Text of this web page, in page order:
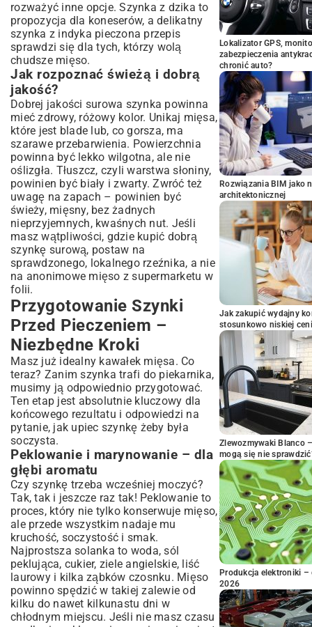
rozważyć inne opcje. Szynka z dzika to
propozycja dla koneserów, a delikatny
szynka z indyka pieczona przepis
sprawdzi się dla tych, którzy wolą
chudsze mięso.
Jak rozpoznać świeżą i dobrą
jakość?
Dobrej jakości surowa szynka powinna
mieć zdrowy, różowy kolor. Unikaj mięsa,
które jest blade lub, co gorsza, ma
szarawe przebarwienia. Powierzchnia
powinna być lekko wilgotna, ale nie
oślizgła. Tłuszcz, czyli warstwa słoniny,
powinien być biały i zwarty. Zwróć też
uwagę na zapach – powinien być
świeży, mięsny, bez żadnych
nieprzyjemnych, kwaśnych nut. Jeśli
masz wątpliwości, gdzie kupić dobrą
szynkę surową, postaw na
sprawdzonego, lokalnego rzeźnika, a nie
na anonimowe mięso z supermarketu w
folii.
Przygotowanie Szynki
Przed Pieczeniem –
Niezbędne Kroki
Masz już idealny kawałek mięsa. Co
teraz? Zanim szynka trafi do piekarnika,
musimy ją odpowiednio przygotować.
Ten etap jest absolutnie kluczowy dla
końcowego rezultatu i odpowiedzi na
pytanie, jak upiec szynkę żeby była
soczysta.
Peklowanie i marynowanie – dla
głębi aromatu
Czy szynkę trzeba wcześniej moczyć?
Tak, tak i jeszcze raz tak! Peklowanie to
proces, który nie tylko konserwuje mięso,
ale przede wszystkim nadaje mu
kruchość, soczystość i smak.
Najprostsza solanka to woda, sól
peklująca, cukier, ziele angielskie, liść
laurowy i kilka ząbków czosnku. Mięso
powinno spędzić w takiej zalewie od
kilku do nawet kilkunastu dni w
chłodnym miejscu. Jeśli nie masz czasu
Lokalizator GPS,
zabezpieczenia
chronić auto?
Rozwiązania BIM jako
architektonicznej
Jak zakupić wydajny
stosunkowo niskiej
Zlewozmywaki Blanco
mogą się nie
Produkcja elektroniki –
2026